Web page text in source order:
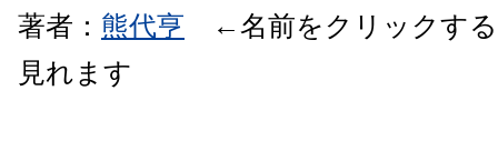
著者： 熊代亨 ←名前をクリックする
見れます